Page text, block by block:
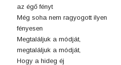
az égő fényt
Még soha nem ragyogott ilyen
fényesen
Megtaláljuk a módját,
megtaláljuk a módját,
Hogy a hideg éj